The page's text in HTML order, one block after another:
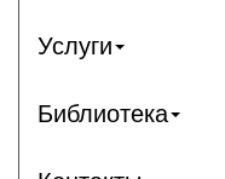
Услуги
Библиотека